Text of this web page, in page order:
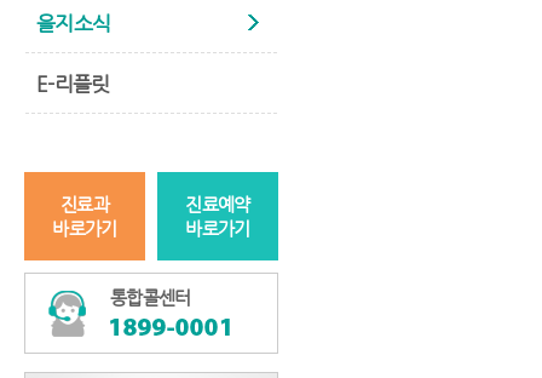
을지소식
E-리플릿
진료과
바로가기
진료예약
바로가기
통합콜센터